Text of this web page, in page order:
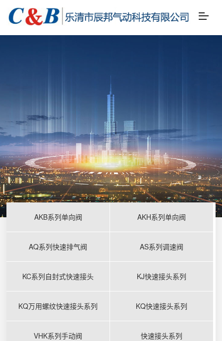
AKB系列单向阀 AKH系列单向阀
AQ系列快速排气阀 AS系列调速阀
KC系列自封式快速接头 KJ快速接头系列
KQ万用螺纹快速接头系列 KQ快速接头系列
VHK系列手动阀 快速接头系列